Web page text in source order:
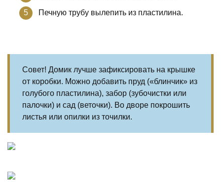
Печную трубу вылепить из пластилина.
Совет! Домик лучше зафиксировать на крышке
от коробки. Можно добавить пруд («блинчик» из
голубого пластилина), забор (зубочистки или
палочки) и сад (веточки). Во дворе покрошить
листья или опилки из точилки.